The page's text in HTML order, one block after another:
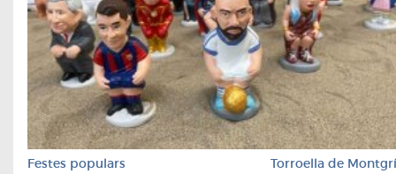
Festes populars Torroella de Montgrí